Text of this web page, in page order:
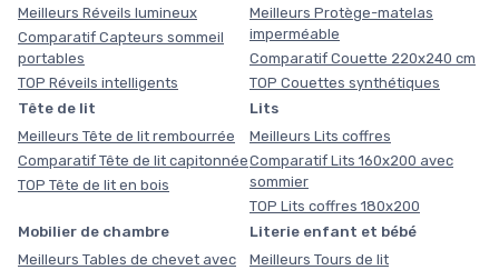
Meilleurs Réveils lumineux
Comparatif Capteurs sommeil
portables
TOP Réveils intelligents
Meilleurs Protège-matelas
imperméable
Comparatif Couette 220x240 cm
TOP Couettes synthétiques
Tête de lit
Meilleurs Tête de lit rembourrée
Comparatif Tête de lit capitonnée
TOP Tête de lit en bois
Lits
Meilleurs Lits coffres
Comparatif Lits 160x200 avec
sommier
TOP Lits coffres 180x200
Mobilier de chambre
Meilleurs Tables de chevet avec
Literie enfant et bébé
Meilleurs Tours de lit